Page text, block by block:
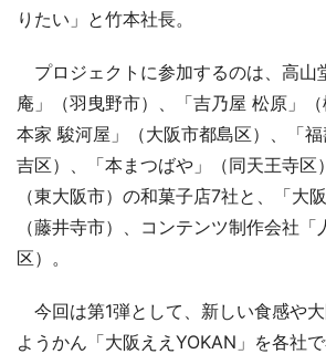
りたい」と竹本社長。
プロジェクトに参加するのは、高山
庵」（羽曳野市）、「吉乃屋 松原」
本家 駿河屋」（大阪市都島区）、「
吉区）、「本まつばや」（同天王寺区
（東大阪市）の和菓子店7社と、「大
（藤井寺市）、コンテンツ制作会社
区）。
今回は第1弾として、新しい食感や
ようかん「大阪ええYOKAN」を各社